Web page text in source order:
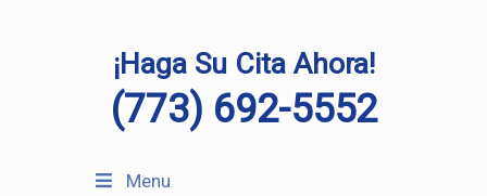
¡Haga Su Cita Ahora!
(773) 692-5552
Menu